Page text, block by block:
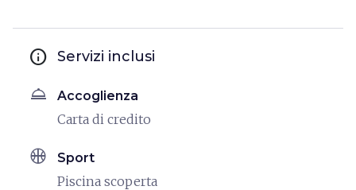
info Servizi inclusi
room_service Accoglienza
Carta di credito
sports_basketball Sport
Piscina scoperta